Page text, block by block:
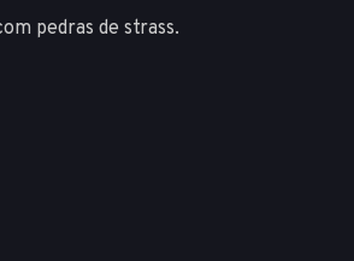
pedras de strass.